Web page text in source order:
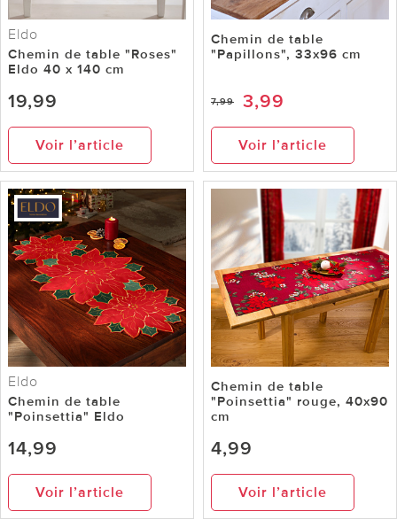
Eldo
Chemin de table "Roses"
Eldo 40 x 140 cm
19,99
Voir l’article
Chemin de table
"Papillons", 33x96 cm
7,99 3,99
Voir l’article
Eldo
Chemin de table
"Poinsettia" Eldo
14,99
Voir l’article
Chemin de table
"Poinsettia" rouge, 40x90
cm
4,99
Voir l’article